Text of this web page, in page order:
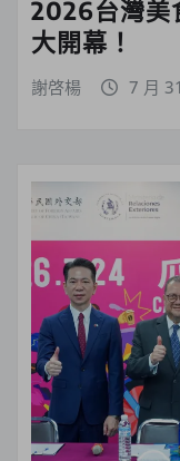
2026台灣美
大開幕！
謝啓楊 7 月